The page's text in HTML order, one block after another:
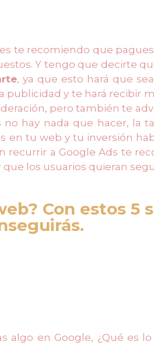
te recomiendo que pagues
Y tengo que decirte
, ya que esto hará que
y te hará recibir
pero también te
hay nada que hacer, la
en tu web y tu inversión
recurrir a Google Ads te
los usuarios quieran
Con estos 5
algo en Google, ¿Qué es